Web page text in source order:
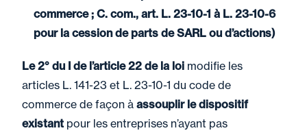
commerce ; C. com., art. L. 23-10-1 à L. 23-10-6
pour la cession de parts de SARL ou d’actions)
Le 2° du I de l’article 22 de la loi modifie les
articles L. 141-23 et L. 23-10-1 du code de
commerce de façon à assouplir le dispositif
existant pour les entreprises n’ayant pas